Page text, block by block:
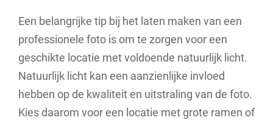
Een belangrijke tip bij het laten maken van een
professionele foto is om te zorgen voor een
geschikte locatie met voldoende natuurlijk licht.
Natuurlijk licht kan een aanzienlijke invloed
hebben op de kwaliteit en uitstraling van de foto.
Kies daarom voor een locatie met grote ramen of